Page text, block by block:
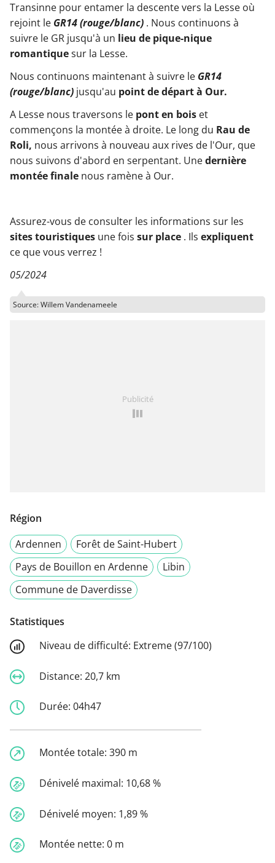
Transinne pour entamer la descente vers la Lesse où
rejoint le GR14 (rouge/blanc) . Nous continuons à
suivre le GR jusqu'à un lieu de pique-nique
romantiquesur la Lesse.
Nous continuons maintenant à suivre le GR14
(rouge/blanc) jusqu'au point de départ à Our.
A Lesse nous traversons le pont en bois et
commençons la montée à droite. Le long du Rau de
Roli, nous arrivons à nouveau aux rives de l'Our, que
nous suivons d'abord en serpentant. Unedernière
montée finale nous ramène à Our.
Assurez-vous de consulter les informations sur les
sites touristiques une fois sur place . Ils expliquent
ce que vous verrez !
05/2024
Source: Willem Vandenameele
Publicité
Région
Ardennen
Forêt de Saint-Hubert
Pays de Bouillon en Ardenne
Libin
Commune de Daverdisse
Statistiques
Niveau de difficulté: Extreme (97/100)
Distance: 20,7 km
Durée: 04h47
Montée totale: 390 m
Dénivelé maximal: 10,68 %
Dénivelé moyen: 1,89 %
Montée nette: 0 m